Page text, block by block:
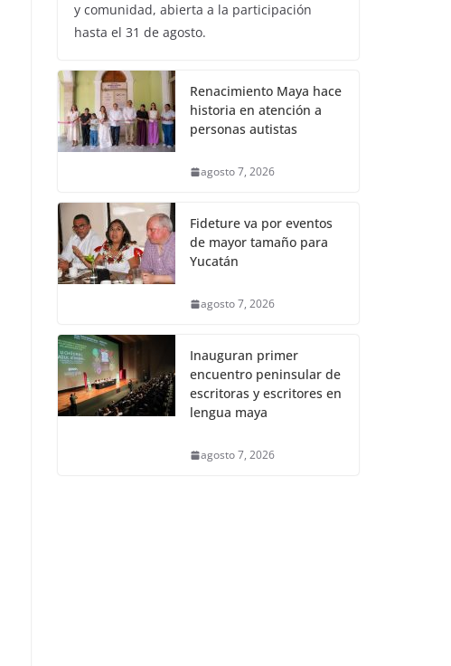
y comunidad, abierta a la participación
hasta el 31 de agosto.
Renacimiento Maya hace
historia en atención a
personas autistas
agosto 7, 2026
Fideture va por eventos
de mayor tamaño para
Yucatán
agosto 7, 2026
Inauguran primer
encuentro peninsular de
escritoras y escritores en
lengua maya
agosto 7, 2026